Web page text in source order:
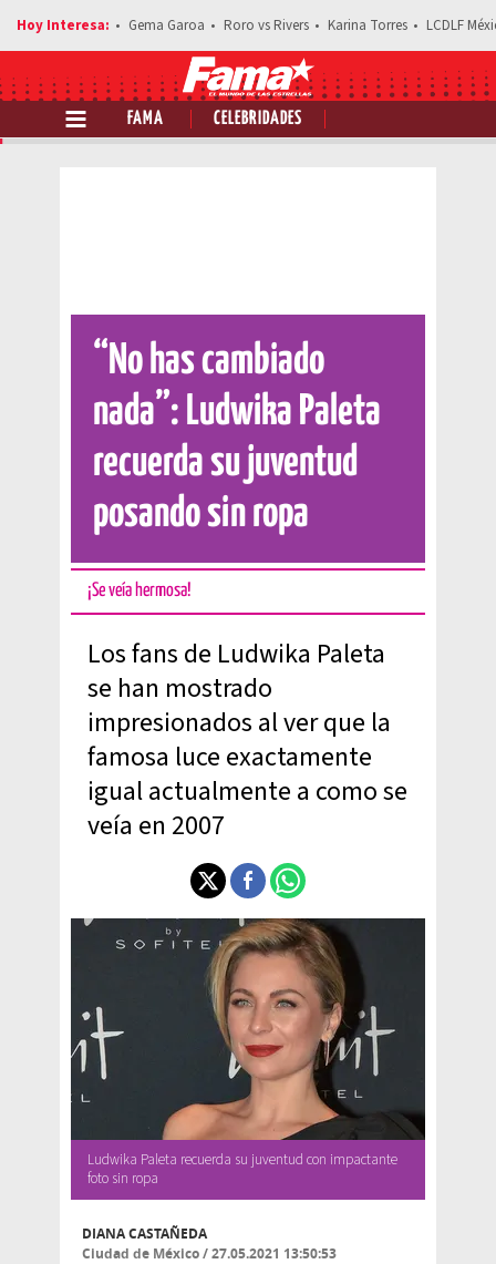
Gema Garoa Roro vs Rivers Karina Torres LCDLF
FAMA CELEBRIDADES
Comparte esta noticia
“No has cambiado
nada”: Ludwika Paleta
recuerda su juventud
posando sin ropa
¡Se veía hermosa!
Los fans de Ludwika Paleta
se han mostrado
impresionados al ver que la
famosa luce exactamente
igual actualmente a como se
veía en 2007
Ludwika Paleta recuerda su juventud con impactante
foto sin ropa
DIANA CASTAÑEDA
Ciudad de México/27.05.2021 13:50:53